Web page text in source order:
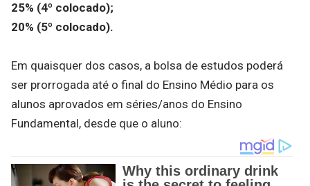
25% (4º colocado);
20% (5º colocado).
Em quaisquer dos casos, a bolsa de estudos poderá
ser prorrogada até o final do Ensino Médio para os
alunos aprovados em séries/anos do Ensino
Fundamental, desde que o aluno: